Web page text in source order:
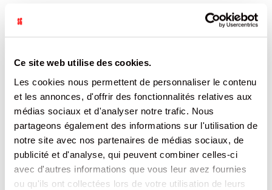
Ce site web utilise des cookies.
Les cookies nous permettent de personnaliser le contenu
et les annonces, d'offrir des fonctionnalités relatives aux
médias sociaux et d'analyser notre trafic. Nous
partageons également des informations sur l'utilisation de
notre site avec nos partenaires de médias sociaux, de
publicité et d'analyse, qui peuvent combiner celles-ci
avec d'autres informations que vous leur avez fournies
ou qu'ils ont collectées lors de votre utilisation de leurs
INFORMATION
retrouve le bonbon à l'anis, au goût original et
s’engage ; il ose lui demander sa main en lui proposant un
bien bon bonbon : un Anis de Flavigny®. Va-t-elle
accepter ? Elle le regarde droit dans les yeux : oui, elle a
dit oui ! La toute jeune bergère accepte les Anis de
Flavigny® !
DOCUMENTATION